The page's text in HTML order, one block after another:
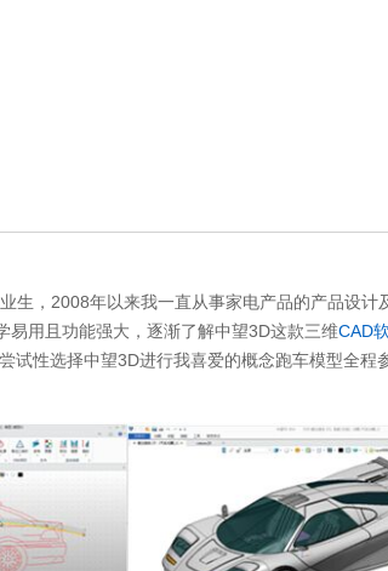
，2008年以来我一直从事家电产品的产品设计
易用且功能强大，逐渐了解中望3D这款三维CAD
试性选择中望3D进行我喜爱的概念跑车模型全程